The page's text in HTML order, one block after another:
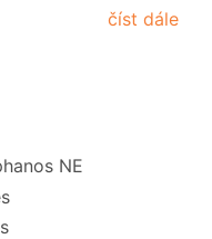
číst dále
NE